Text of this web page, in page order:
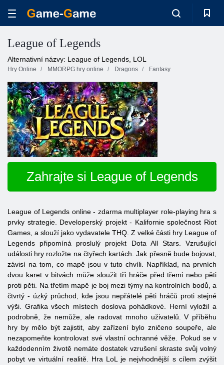
League of Legends
Alternativní názvy: League of Legends, LOL
Hry Online MMORPG hry online Dragons Fantasy
Zahrajte si League of Legends
League of Legends online - zdarma multiplayer role-playing hra s
prvky strategie. Developerský projekt - Kalifornie společnost Riot
Games, a slouží jako vydavatele THQ. Z velké části hry League of
Legends připomíná proslulý projekt Dota All Stars. Vzrušující
události hry rozložte na čtyřech kartách. Jak přesně bude bojovat,
závisí na tom, co mapě jsou v tuto chvíli. Například, na prvních
dvou karet v bitvách může sloužit tři hráče před třemi nebo pěti
proti pěti. Na třetím mapě je boj mezi týmy na kontrolních bodů, a
čtvrtý - úzký průchod, kde jsou nepřátelé pěti hráčů proti stejné
výši. Grafika všech místech doslova pohádkové. Herní vyložil a
podrobně, že nemůže, ale radovat mnoho uživatelů. V příběhu
hry by mělo být zajistit, aby zařízení bylo zničeno soupeře, ale
nezapomeňte kontrolovat své vlastní ochranné věže. Pokud se v
každodenním životě nemáte dostatek vzrušení skraste svůj volný
pobyt ve virtuální realitě. Hra LoL je nejvhodnější s cílem zvýšit